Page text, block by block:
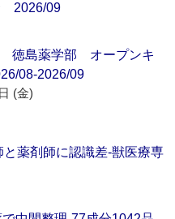
2026/09
徳島薬学部 オープンキ
08-2026/09
(金)
と薬剤師に認識差‐獣医療専